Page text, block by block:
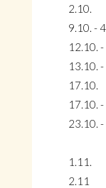
2.10.
9.10. -
12.10.
13.10.
17.10.
17.10.
23.10.
1.11.
2.11